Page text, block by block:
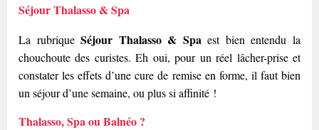
Séjour Thalasso & Spa
La rubriqueSéjour Thalasso & Spa est bien entendu la
chouchoute des curistes. Eh oui, pour un réel lâcher-prise et
constater les effets d’une cure de remise en forme, il faut bien
un séjour d’une semaine, ou plus si affinité !
Thalasso, Spa ou Balnéo ?